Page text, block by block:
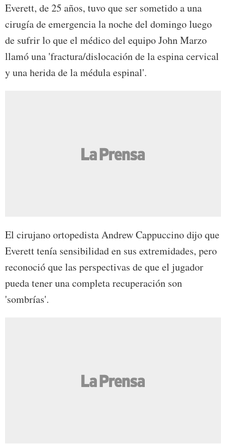
Everett, de 25 años, tuvo que ser sometido a una
cirugía de emergencia la noche del domingo luego
de sufrir lo que el médico del equipo John Marzo
llamó una 'fractura/dislocación de la espina cervical
y una herida de la médula espinal'.
El cirujano ortopedista Andrew Cappuccino dijo que
Everett tenía sensibilidad en sus extremidades, pero
reconoció que las perspectivas de que el jugador
pueda tener una completa recuperación son
'sombrías'.